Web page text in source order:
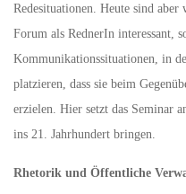
Redesituationen. Heute sind
Forum als RednerIn interessant,
Kommunikationssituationen, in
platzieren, dass sie beim
erzielen. Hier setzt das Seminar
ins 21. Jahrhundert bringen.
Rhetorik und Öffentliche